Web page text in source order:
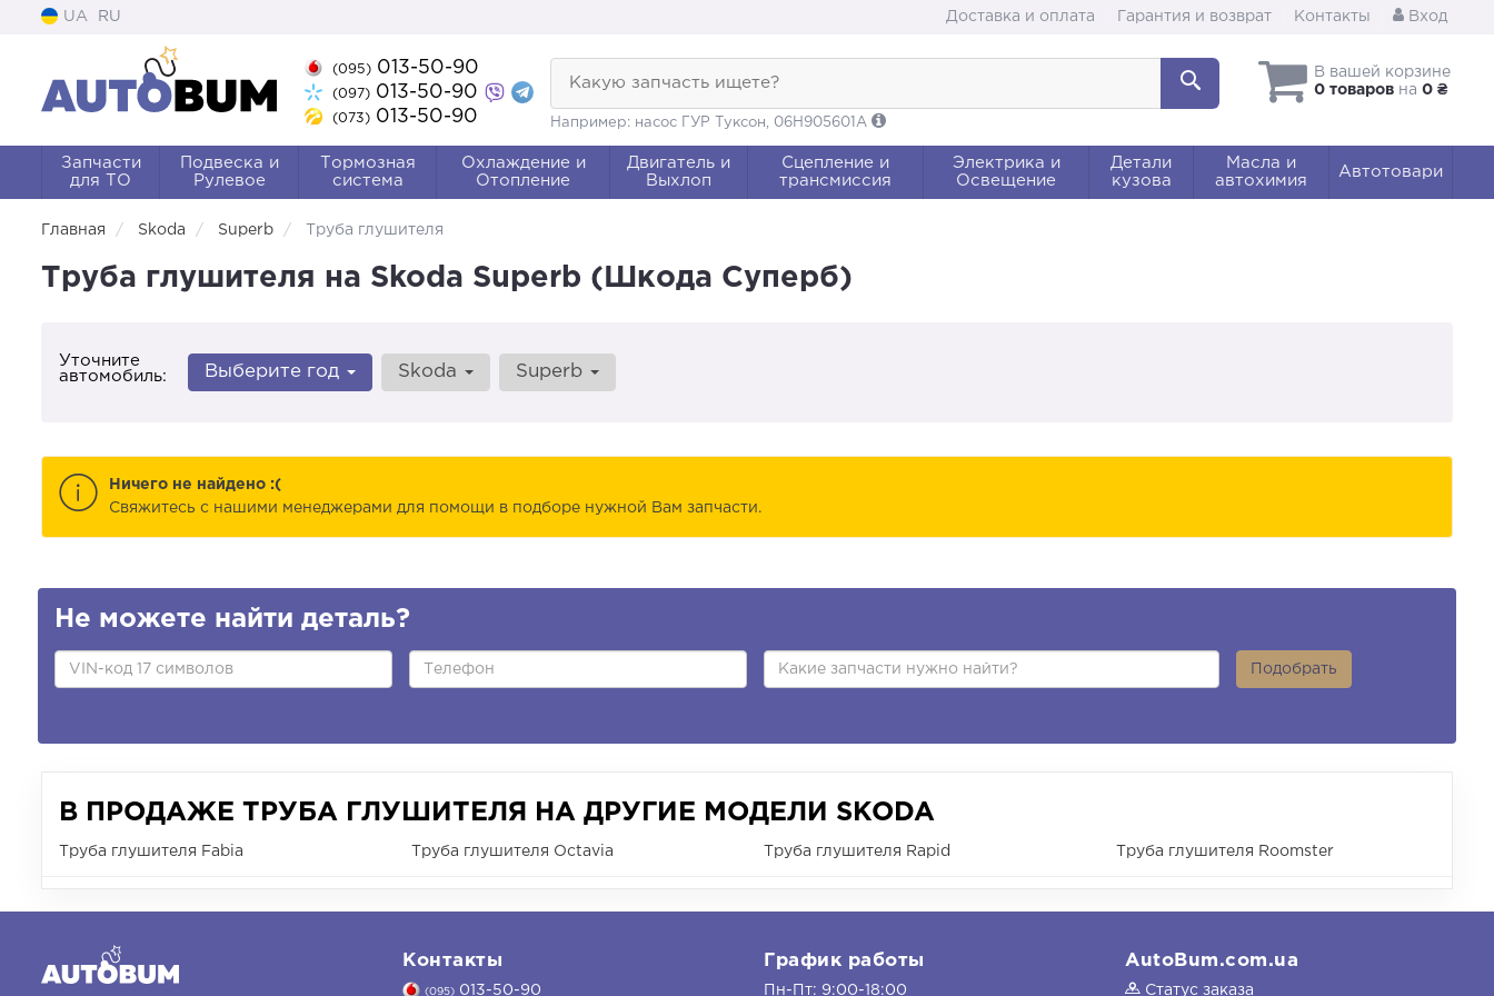
UA RU Доставка и оплата Гарантия и возврат Контакты Вход
(095)013-50-90
(097)013-50-90
(073)013-50-90
В вашей корзине
0 товаров на 0 ₴
Какую запчасть ищете?
Например: насос ГУР Туксон, 06H905601A
Запчасти
для ТО
Подвеска и
Рулевое
Тормозная
система
Охлаждение и
Отопление
Двигатель и
Выхлоп
Сцепление и
трансмиссия
Электрика и
Освещение
Детали
кузова
Масла и
автохимия
Автотовари
Главная Skoda Superb Труба глушителя
Труба глушителя на Skoda Superb (Шкода Суперб)
Уточните
автомобиль:
Выберите год Skoda Superb
Ничего не найдено :(
Cвяжитесь с нашими менеджерами для помощи в подборе нужной Вам запчасти.
Не можете найти деталь?
Подобрать
В ПРОДАЖЕ ТРУБА ГЛУШИТЕЛЯ НА ДРУГИЕ МОДЕЛИ SKODA
Труба глушителя Fabia Труба глушителя Octavia Труба глушителя Rapid Труба глушителя Roomster
Контакты
(095) 013-50-90
График работы
Пн-Пт: 9:00-18:00
AutoBum.com.ua
Статус заказа